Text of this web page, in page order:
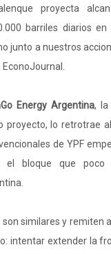
proyecta
barriles diarios
junto a nuestros
Energy Argentina, la
proyecto, lo retrotrae
de YPF
el bloque que poco
son similares y remiten
intentar extender la